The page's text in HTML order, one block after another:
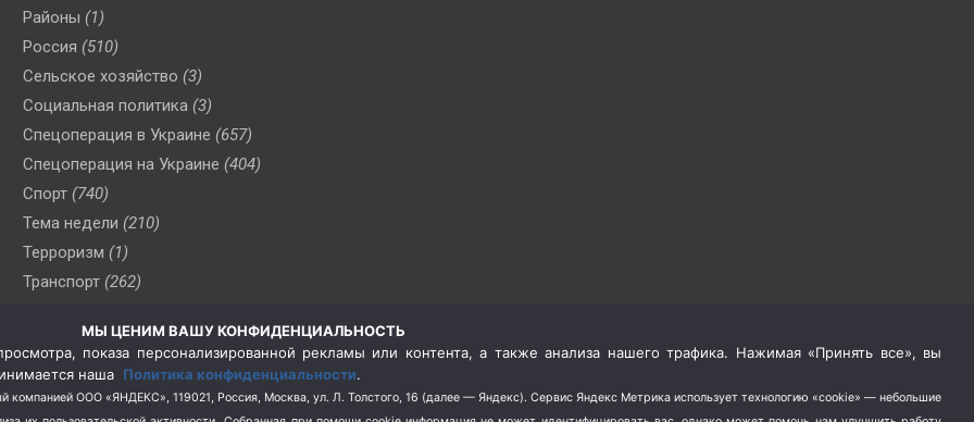
Районы (1)
Россия (510)
Сельское хозяйство (3)
Социальная политика (3)
Спецоперация в Украине (657)
Спецоперация на Украине (404)
Спорт (740)
Тема недели (210)
Терроризм (1)
Транспорт (262)
(76)
Цены (2)
Школа и спорт (2)
МЫ ЦЕНИМ ВАШУ КОНФИДЕНЦИАЛЬНОСТЬ
показа персонализированной рекламы или контента, а также анализа нашего трафика. Нажимая «Принять все», вы
наша Политика конфиденциальности.
компанией ООО «ЯНДЕКС», 119021, Россия, Москва, ул. Л. Толстого, 16 (далее — Яндекс). Сервис Яндекс Метрика использует технологию «cookie» — небольшие